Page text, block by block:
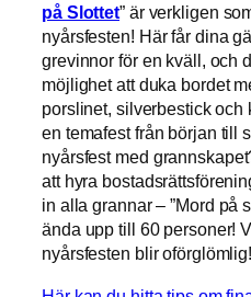
på Slottet” är verkligen
nyårsfesten! Här får dina
grevinnor för en kväll, och
möjlighet att duka bordet
porslinet, silverbestick och
en temafest från början till
nyårsfest med
att hyra
in alla grannar – ”Mord på
ända upp till 60 personer!
nyårsfesten blir oförglömlig!